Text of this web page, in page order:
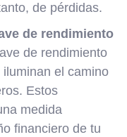
de pérdidas.
de rendimiento
de rendimiento
el camino
Estos
medida
financiero de tu